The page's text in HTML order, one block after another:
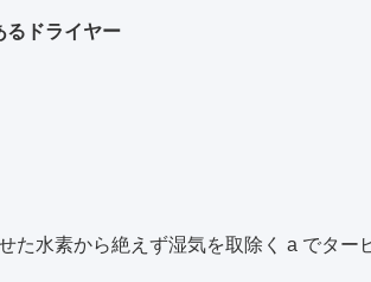
るドライヤー
た水素から絶えず湿気を取除く a でター